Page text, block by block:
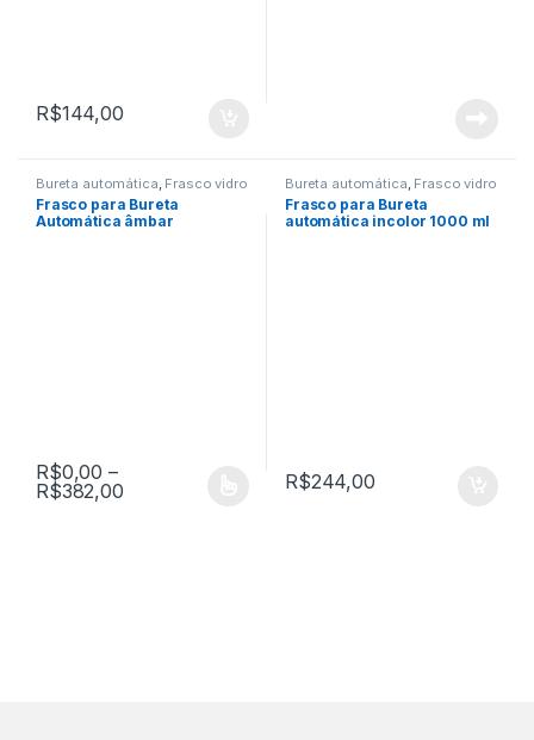
R$144,00
Bureta automática Frasco vidro
Frasco para Bureta
Automática âmbar
R$0,00 –
R$382,00Faixa de preço: R$0,00 através R$382,00
Este produto tem várias variantes. As opções podem ser
Bureta automática Frasco vidro
Frasco para Bureta
automática incolor 1000 ml
R$244,00